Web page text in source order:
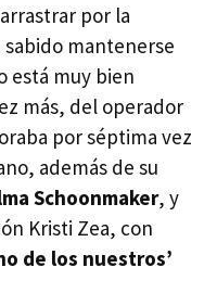
por la
mantenerse
está muy bien
más, del operador
por séptima vez
además de su
Schoonmaker, y
Kristi Zea, con
de los nuestros’